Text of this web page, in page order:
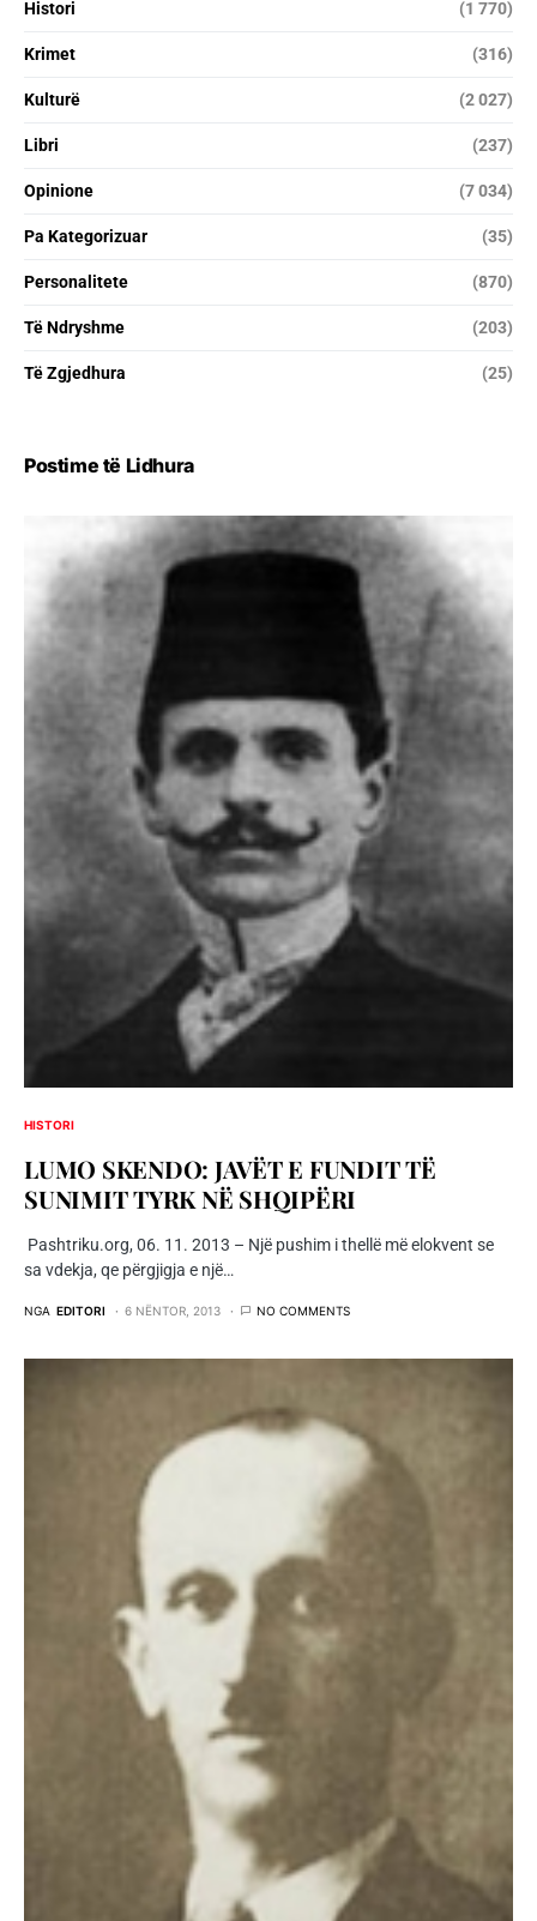
Histori (1 770)
Krimet (316)
Kulturë (2 027)
Libri (237)
Opinione (7 034)
Pa Kategorizuar (35)
Personalitete (870)
Të Ndryshme (203)
Të Zgjedhura (25)
Postime të Lidhura
HISTORI
LUMO SKENDO: JAVËT E FUNDIT TË
SUNIMIT TYRK NË SHQIPËRI
Pashtriku.org, 06. 11. 2013 – Një pushim i thellë më elokvent se
sa vdekja, qe përgjigja e një…
NGA EDITORI 6 NËNTOR, 2013 NO COMMENTS